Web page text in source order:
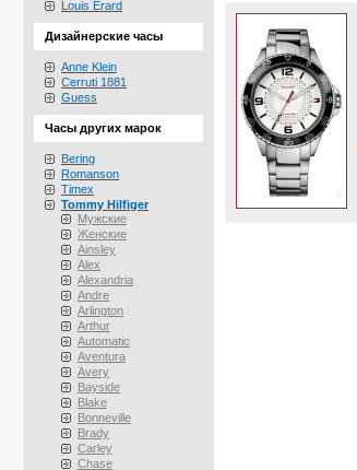
Louis Erard
Дизайнерские часы
Anne Klein
Cerruti 1881
Guess
Часы других марок
Bering
Romanson
Timex
Tommy Hilfiger
Мужские
Женские
Ainsley
Alex
Alexandria
Andre
Arlington
Arthur
Automatic
Aventura
Avery
Bayside
Blake
Bonneville
Brady
Carley
Chase